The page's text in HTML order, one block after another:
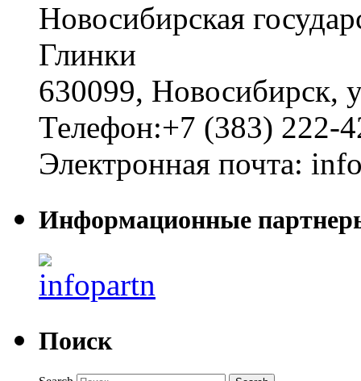
Новосибирская
Глинки
630099, Новосибирск,
Телефон:+7 (383) 222-
Электронная почта:
Информационные
Поиск